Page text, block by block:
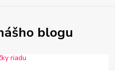
blogu